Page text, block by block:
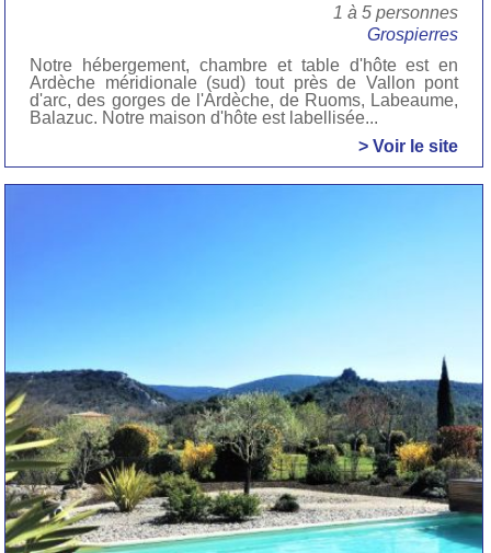
1 à 5 personnes
Grospierres
Notre hébergement, chambre et table d'hôte est en
Ardèche méridionale (sud) tout près de Vallon pont
d'arc, des gorges de l'Ardèche, de Ruoms, Labeaume,
Balazuc. Notre maison d'hôte est labellisée...
> Voir le site